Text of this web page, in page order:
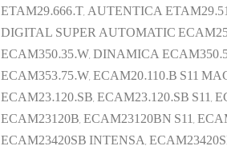
ETAM29.666.T, AUTENTICA
DIGITAL SUPER AUTOMATIC
ECAM350.35.W, DINAMICA
ECAM353.75.W, ECAM20.110.B S11
ECAM23.120.SB, ECAM23.120.SB S11,
ECAM23120B, ECAM23120BN S11,
ECAM23420SB INTENSA,